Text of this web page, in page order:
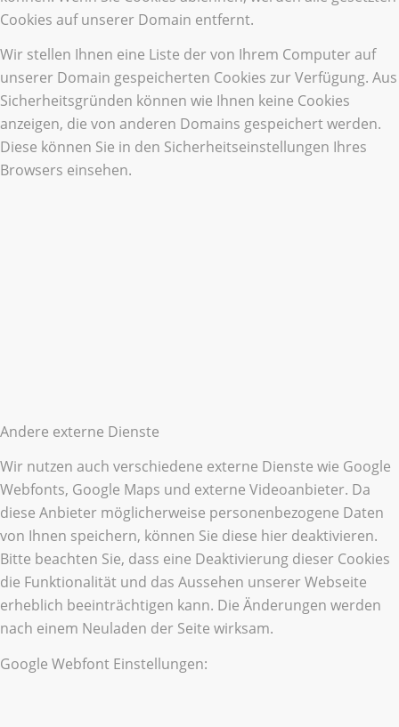
Cookies auf unserer Domain entfernt.
Wir stellen Ihnen eine Liste der von Ihrem Computer auf
unserer Domain gespeicherten Cookies zur Verfügung. Aus
Sicherheitsgründen können wie Ihnen keine Cookies
anzeigen, die von anderen Domains gespeichert werden.
Diese können Sie in den Sicherheitseinstellungen Ihres
Browsers einsehen.
Andere externe Dienste
Wir nutzen auch verschiedene externe Dienste wie Google
Webfonts, Google Maps und externe Videoanbieter. Da
diese Anbieter möglicherweise personenbezogene Daten
von Ihnen speichern, können Sie diese hier deaktivieren.
Bitte beachten Sie, dass eine Deaktivierung dieser Cookies
die Funktionalität und das Aussehen unserer Webseite
erheblich beeinträchtigen kann. Die Änderungen werden
nach einem Neuladen der Seite wirksam.
Google Webfont Einstellungen: